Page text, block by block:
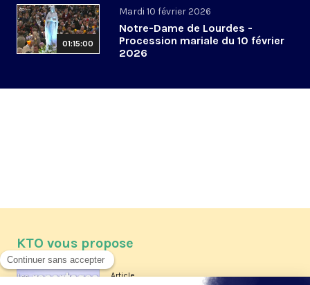
01:15:00
Mardi 10 février 2026
Notre-Dame de Lourdes -
Procession mariale du 10 février
2026
KTO vous propose
Article